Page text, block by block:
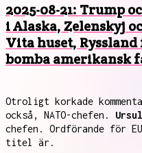
2025-08-21: Trump
i Alaska, Zelenskyj
Vita huset,
bomba amerikansk
Otroligt korkade
också, NATO-chefen.
chefen. Ordförande för
titel är.